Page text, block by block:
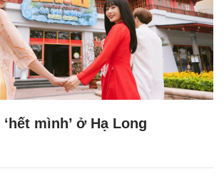
mình’ ở Hạ Long